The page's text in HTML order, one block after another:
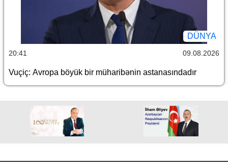
DÜNYA
20:41 09.08.2026
Vuçiç: Avropa böyük bir müharibənin astanasındadır